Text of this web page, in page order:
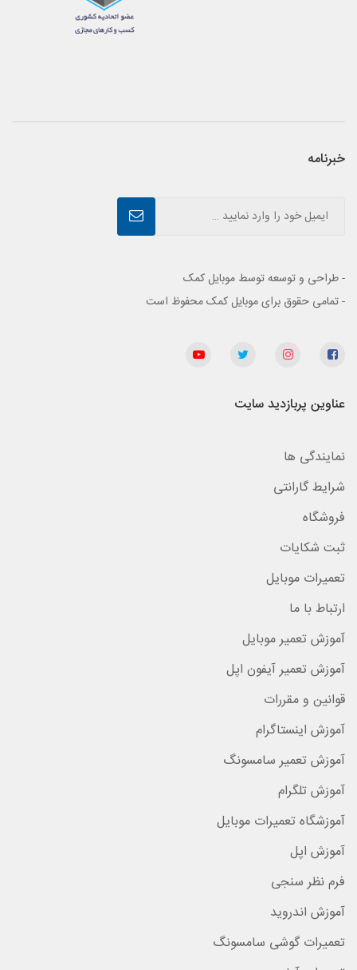
خبرنامه
- طراحی و توسعه توسط موبایل کمک
- تمامی حقوق برای موبایل کمک محفوظ است
عناوین پربازدید سایت
نمایندگی ها
شرایط گارانتی
فروشگاه
ثبت شکایات
تعمیرات موبایل
ارتباط با ما
آموزش تعمیر موبایل
آموزش تعمیر آیفون اپل
قوانین و مقررات
آموزش اینستاگرام
آموزش تعمیر سامسونگ
آموزش تلگرام
آموزشگاه تعمیرات موبایل
آموزش اپل
فرم نظر سنجی
آموزش اندروید
تعمیرات گوشی سامسونگ